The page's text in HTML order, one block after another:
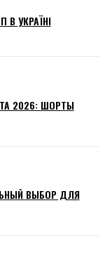
УКРАЇНІ
2026: ШОРТЫ
ВЫБОР ДЛЯ